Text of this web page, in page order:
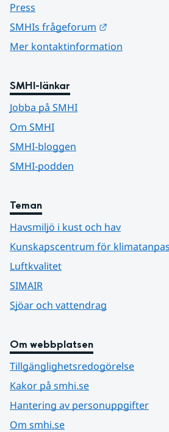
Press
SMHIs frågeforum
Mer kontaktinformation
SMHI-länkar
Jobba på SMHI
Om SMHI
SMHI-bloggen
SMHI-podden
Teman
Havsmiljö i kust och hav
Kunskapscentrum för
Luftkvalitet
SIMAIR
Sjöar och vattendrag
Om webbplatsen
Tillgänglighetsredogörelse
Kakor på smhi.se
Hantering av personuppgifter
Om smhi.se